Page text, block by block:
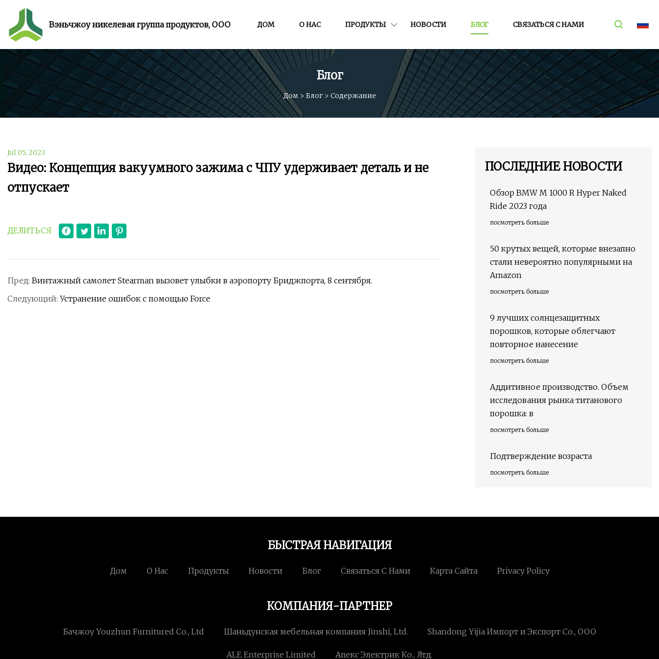
Вэньчжоу никелевая группа продуктов, ООО ДОМ О НАС ПРОДУКТЫ НОВОСТИ БЛОГ СВЯЗАТЬСЯ С НАМИ
Блог
Дом > Блог> Содержание
Jul 05, 2023
Видео: Концепция вакуумного зажима с ЧПУ удерживает деталь и не
отпускает
ДЕЛИТЬСЯ
Пред: Винтажный самолет Stearman вызовет улыбки в аэропорту Бриджпорта, 8 сентября.
Следующий: Устранение ошибок с помощью Force
ПОСЛЕДНИЕ НОВОСТИ
Обзор BMW M 1000 R Hyper Naked
Ride 2023 года
посмотреть больше
50 крутых вещей, которые внезапно
стали невероятно популярными на
Amazon
посмотреть больше
9 лучших солнцезащитных
порошков, которые облегчают
повторное нанесение
посмотреть больше
Аддитивное производство. Объем
исследования рынка титанового
порошка: в
посмотреть больше
Подтверждение возраста
посмотреть больше
БЫСТРАЯ НАВИГАЦИЯ
Дом О Нас Продукты Новости Блог Связаться С Нами Карта Сайта Privacy Policy
КОМПАНИЯ-ПАРТНЕР
Бачжоу Youzhun Furnitured Co., Ltd Шаньдунская мебельная компания Jinshi, Ltd. Shandong Yijia Импорт и Экспорт Co., ООО
ALE Enterprise Limited Апекс Электрик Ко., Лтд.